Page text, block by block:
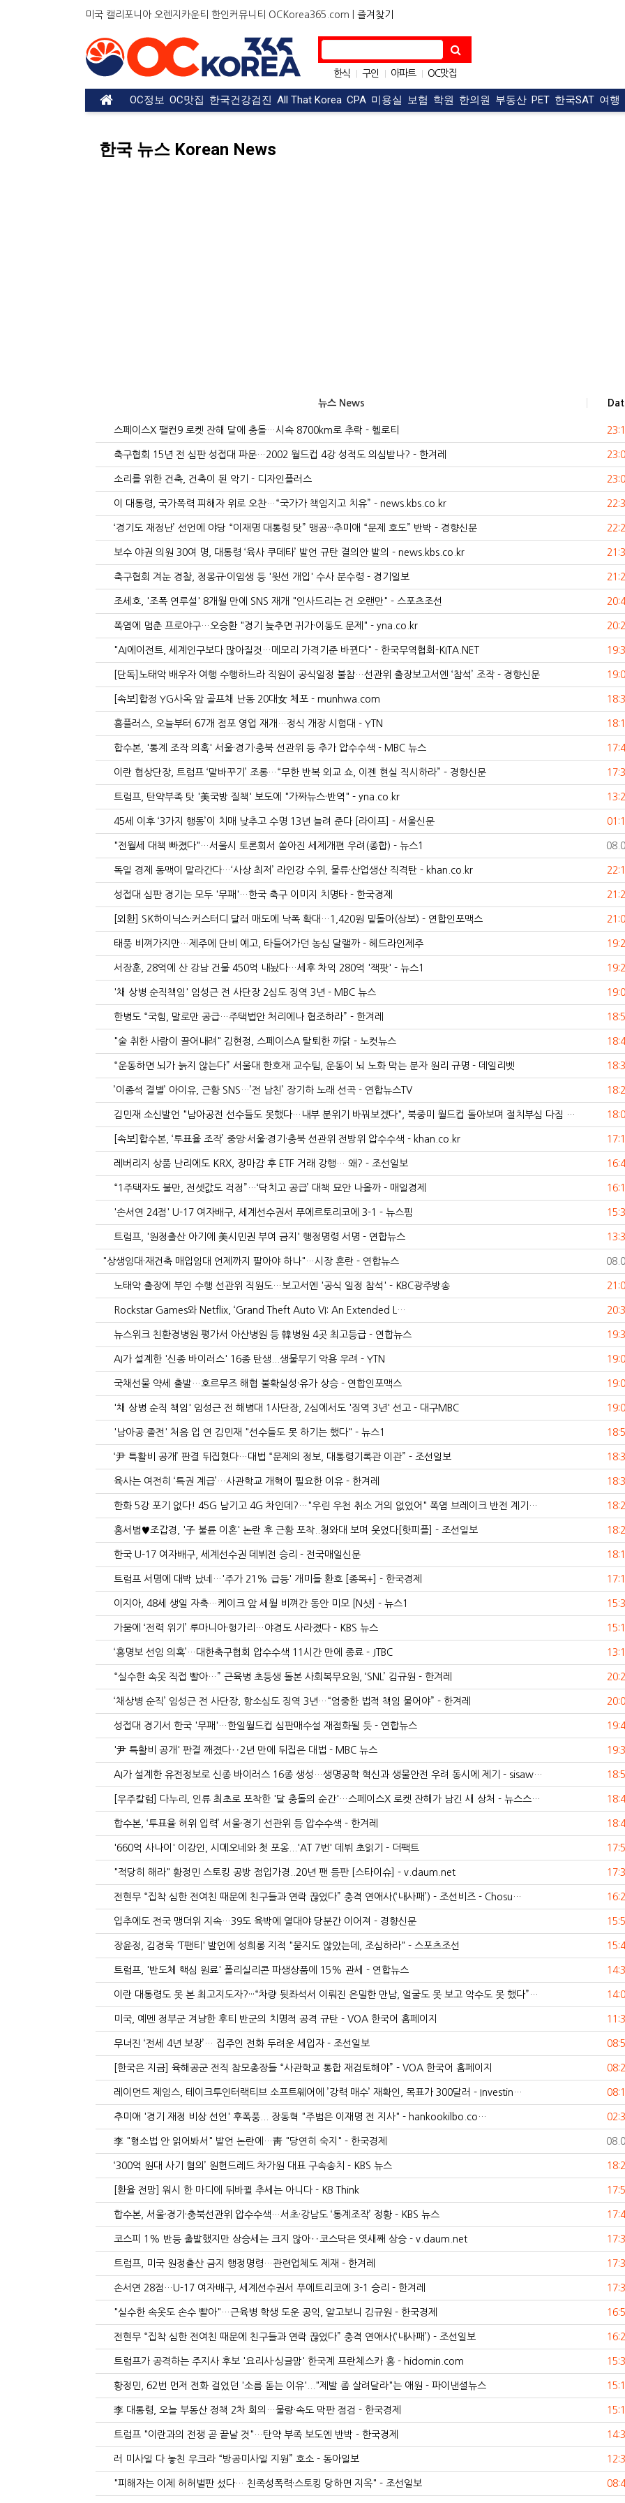
미국 캘리포니아 오렌지카운티 한인커뮤니티 OCKorea365.com | 즐겨찾기
한식 구인 아파트 OC맛집
| 자동차 | 구직
OC정보 OC맛집 한국건강검진 All That Korea CPA 미용실 보험 학원 한의원 부동산 PET 한국SAT 여행
한국 뉴스 Korean News
뉴스 News
스페이스X 팰컨9 로켓 잔해 달에 충돌…시속 8700km로 추락 - 헬로티
축구협회 15년 전 심판 성접대 파문…2002 월드컵 4강 성적도 의심받나? - 한겨레
소리를 위한 건축, 건축이 된 악기 - 디자인플러스
이 대통령, 국가폭력 피해자 위로 오찬…“국가가 책임지고 치유” - news.kbs.co.kr
‘경기도 재정난’ 선언에 야당 “이재명 대통령 탓” 맹공···추미애 “문제 호도” 반박 - 경향신문
보수 야권 의원 30여 명, 대통령 ‘육사 쿠데타’ 발언 규탄 결의안 발의 - news.kbs.co.kr
축구협회 겨눈 경찰, 정몽규·이임생 등 '윗선 개입' 수사 분수령 - 경기일보
조세호, '조폭 연루설' 8개월 만에 SNS 재개 "인사드리는 건 오랜만" - 스포츠조선
폭염에 멈춘 프로야구…오승환 "경기 늦추면 귀가·이동도 문제" - yna.co.kr
"AI에이전트, 세계인구보다 많아질것…메모리 가격기준 바뀐다" - 한국무역협회-KITA.NET
[단독]노태악 배우자 여행 수행하느라 직원이 공식일정 불참…선관위 출장보고서엔 ‘참석’ 조작 - 경향신문
[속보]합정 YG사옥 앞 골프채 난동 20대女 체포 - munhwa.com
홈플러스, 오늘부터 67개 점포 영업 재개…정식 개장 시험대 - YTN
합수본, '통계 조작 의혹' 서울·경기·충북 선관위 등 추가 압수수색 - MBC 뉴스
이란 협상단장, 트럼프 ‘말바꾸기’ 조롱…“무한 반복 외교 쇼, 이젠 현실 직시하라” - 경향신문
트럼프, 탄약부족 탓 '美국방 질책' 보도에 "가짜뉴스·반역" - yna.co.kr
45세 이후 ‘3가지 행동’이 치매 낮추고 수명 13년 늘려 준다 [라이프] - 서울신문
"전월세 대책 빠졌다"…서울시 토론회서 쏟아진 세제개편 우려(종합) - 뉴스1
독일 경제 동맥이 말라간다…‘사상 최저’ 라인강 수위, 물류·산업생산 직격탄 - khan.co.kr
성접대 심판 경기는 모두 '무패'…한국 축구 이미지 치명타 - 한국경제
[외환] SK하이닉스·커스터디 달러 매도에 낙폭 확대…1,420원 밑돌아(상보) - 연합인포맥스
태풍 비껴가지만…제주에 단비 예고, 타들어가던 농심 달랠까 - 헤드라인제주
서장훈, 28억에 산 강남 건물 450억 내놨다…세후 차익 280억 '잭팟' - 뉴스1
'채 상병 순직책임' 임성근 전 사단장 2심도 징역 3년 - MBC 뉴스
한병도 “국힘, 말로만 공급…주택법안 처리에나 협조하라” - 한겨레
"술 취한 사람이 끌어내려" 김현정, 스페이스A 탈퇴한 까닭 - 노컷뉴스
“운동하면 뇌가 늙지 않는다” 서울대 한호재 교수팀, 운동이 뇌 노화 막는 분자 원리 규명 - 데일리벳
’이종석 결별’ 아이유, 근황 SNS…’전 남친’ 장기하 노래 선곡 - 연합뉴스TV
김민재 소신발언 "남아공전 선수들도 못했다…내부 분위기 바꿔보겠다", 북중미 월드컵 돌아보며 절치부심 다짐 …
[속보]합수본, ‘투표율 조작’ 중앙·서울·경기·충북 선관위 전방위 압수수색 - khan.co.kr
레버리지 상품 난리에도 KRX, 장마감 후 ETF 거래 강행… 왜? - 조선일보
“1주택자도 불만, 전셋값도 걱정”…‘닥치고 공급’ 대책 묘안 나올까 - 매일경제
'손서연 24점' U-17 여자배구, 세계선수권서 푸에르토리코에 3-1 - 뉴스핌
트럼프, '원정출산 아기에 美시민권 부여 금지' 행정명령 서명 - 연합뉴스
"상생임대·재건축 매입임대 언제까지 팔아야 하나"…시장 혼란 - 연합뉴스
노태악 출장에 부인 수행 선관위 직원도…보고서엔 '공식 일정 참석' - KBC광주방송
Rockstar Games와 Netflix, ‘Grand Theft Auto VI: An Extended L…
뉴스위크 친환경병원 평가서 아산병원 등 韓병원 4곳 최고등급 - 연합뉴스
AI가 설계한 '신종 바이러스' 16종 탄생...생물무기 악용 우려 - YTN
국채선물 약세 출발…호르무즈 해협 불확실성·유가 상승 - 연합인포맥스
'채 상병 순직 책임' 임성근 전 해병대 1사단장, 2심에서도 '징역 3년' 선고 - 대구MBC
'남아공 졸전' 처음 입 연 김민재 "선수들도 못 하기는 했다" - 뉴스1
‘尹 특활비 공개’ 판결 뒤집혔다…대법 “문제의 정보, 대통령기록관 이관” - 조선일보
육사는 여전히 ‘특권 계급’…사관학교 개혁이 필요한 이유 - 한겨레
한화 5강 포기 없다! 45G 남기고 4G 차인데?…"우린 우천 취소 거의 없었어" 폭염 브레이크 반전 계기…
홍서범♥조갑경, '子 불륜 이혼' 논란 후 근황 포착..청와대 보며 웃었다[핫피플] - 조선일보
한국 U-17 여자배구, 세계선수권 데뷔전 승리 - 전국매일신문
트럼프 서명에 대박 났네…'주가 21% 급등' 개미들 환호 [종목+] - 한국경제
이지아, 48세 생일 자축…케이크 앞 세월 비껴간 동안 미모 [N샷] - 뉴스1
가뭄에 ‘전력 위기’ 루마니아·헝가리…야경도 사라졌다 - KBS 뉴스
‘홍명보 선임 의혹’…대한축구협회 압수수색 11시간 만에 종료 - JTBC
“실수한 속옷 직접 빨아…” 근육병 초등생 돌본 사회복무요원, ‘SNL’ 김규원 - 한겨레
‘채상병 순직’ 임성근 전 사단장, 항소심도 징역 3년…“엄중한 법적 책임 물어야” - 한겨레
성접대 경기서 한국 '무패'…한일월드컵 심판매수설 재점화될 듯 - 연합뉴스
'尹 특활비 공개' 판결 깨졌다‥2년 만에 뒤집은 대법 - MBC 뉴스
AI가 설계한 유전정보로 신종 바이러스 16종 생성…생명공학 혁신과 생물안전 우려 동시에 제기 - sisaw…
[우주칼럼] 다누리, 인류 최초로 포착한 '달 충돌의 순간'…스페이스X 로켓 잔해가 남긴 새 상처 - 뉴스스…
합수본, ‘투표율 허위 입력’ 서울·경기 선관위 등 압수수색 - 한겨레
'660억 사나이' 이강인, 시메오네와 첫 포옹...'AT 7번' 데뷔 초읽기 - 더팩트
"적당히 해라" 황정민 스토킹 공방 점입가경..20년 팬 등판 [스타이슈] - v.daum.net
전현무 “집착 심한 전여친 때문에 친구들과 연락 끊었다” 충격 연애사(‘내사패’) - 조선비즈 - Chosu…
입추에도 전국 맹더위 지속…39도 육박에 열대야 당분간 이어져 - 경향신문
장윤정, 김경욱 'T팬티' 발언에 성희롱 지적 "묻지도 않았는데, 조심하라" - 스포츠조선
트럼프, '반도체 핵심 원료' 폴리실리콘 파생상품에 15% 관세 - 연합뉴스
이란 대통령도 못 본 최고지도자?···“차량 뒷좌석서 이뤄진 은밀한 만남, 얼굴도 못 보고 악수도 못 했다”…
미국, 예멘 정부군 겨냥한 후티 반군의 치명적 공격 규탄 - VOA 한국어 홈페이지
무너진 ‘전세 4년 보장’… 집주인 전화 두려운 세입자 - 조선일보
[한국은 지금] 육해공군 전직 참모총장들 “사관학교 통합 재검토해야” - VOA 한국어 홈페이지
레이먼드 제임스, 테이크투인터랙티브 소프트웨어에 ’강력 매수’ 재확인, 목표가 300달러 - Investin…
추미애 '경기 재정 비상 선언' 후폭풍... 장동혁 "주범은 이재명 전 지사" - hankookilbo.co…
李 "형소법 안 읽어봐서" 발언 논란에…靑 "당연히 숙지" - 한국경제
‘300억 원대 사기 혐의’ 원헌드레드 차가원 대표 구속송치 - KBS 뉴스
[환율 전망] 워시 한 마디에 뒤바뀔 추세는 아니다 - KB Think
합수본, 서울·경기·충북선관위 압수수색…서초·강남도 ‘통계조작’ 정황 - KBS 뉴스
코스피 1% 반등 출발했지만 상승세는 크지 않아‥코스닥은 엿새째 상승 - v.daum.net
트럼프, 미국 원정출산 금지 행정명령…관련업체도 제재 - 한겨레
손서연 28점…U-17 여자배구, 세계선수권서 푸에트리코에 3-1 승리 - 한겨레
"실수한 속옷도 손수 빨아"…근육병 학생 도운 공익, 알고보니 김규원 - 한국경제
전현무 “집착 심한 전여친 때문에 친구들과 연락 끊었다” 충격 연애사(‘내사패’) - 조선일보
트럼프가 공격하는 주지사 후보 '요리사·싱글맘' 한국계 프란체스카 홍 - hidomin.com
황정민, 62번 먼저 전화 걸었던 '소름 돋는 이유'..."제발 좀 살려달라"는 애원 - 파이낸셜뉴스
李 대통령, 오늘 부동산 정책 2차 회의…물량·속도 막판 점검 - 한국경제
트럼프 "이란과의 전쟁 곧 끝날 것"…탄약 부족 보도엔 반박 - 한국경제
러 미사일 다 놓친 우크라 “방공미사일 지원” 호소 - 동아일보
"피해자는 이제 허허벌판 섰다… 친족성폭력·스토킹 당하면 지옥" - 조선일보